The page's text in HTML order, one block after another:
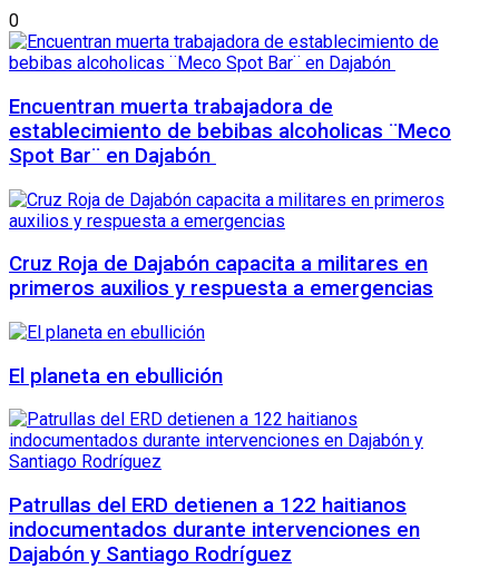
0
Encuentran muerta trabajadora de
establecimiento de bebibas alcoholicas ¨Meco
Spot Bar¨ en Dajabón
Cruz Roja de Dajabón capacita a militares en
primeros auxilios y respuesta a emergencias
El planeta en ebullición
Patrullas del ERD detienen a 122 haitianos
indocumentados durante intervenciones en
Dajabón y Santiago Rodríguez